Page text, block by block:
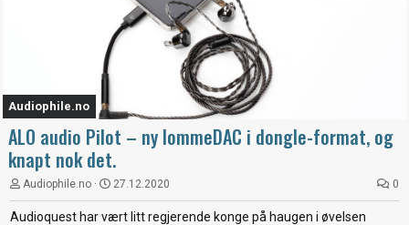
Audiophile.no
ALO audio Pilot – ny lommeDAC i dongle-format, og
knapt nok det.
Audiophile.no 27.12.2020 0
Audioquest har vært litt regjerende konge på haugen i øvelsen